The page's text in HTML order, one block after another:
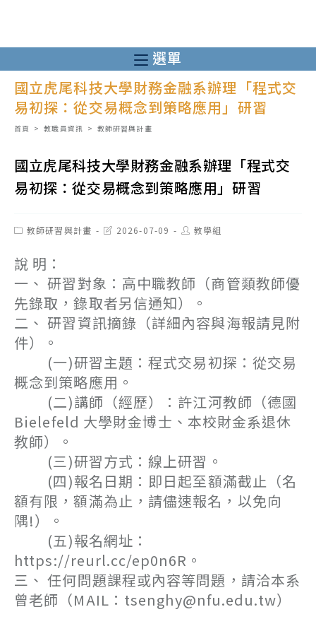
至
主
選單
國立虎尾科技大學財務金融系辦理「程式交
易初探：從交易概念到策略應用」研習
首頁 > 教職員資訊 > 教師研習與計畫
國立虎尾科技大學財務金融系辦理「程式交
易初探：從交易概念到策略應用」研習
Post教師研習與計畫
Post2026-07-09
Post教學組
說 明：
一、 研習對象：高中職教師（商管類教師優
先錄取，錄取者另信通知）。
二、 研習資訊摘錄（詳細內容與海報請見附
件）。
(一)研習主題：程式交易初探：從交易
概念到策略應用。
(二)講師（經歷）：許江河教師（德國
Bielefeld 大學財金博士、本校財金系退休
教師）。
(三)研習方式：線上研習。
(四)報名日期：即日起至額滿截止（名
額有限，額滿為止，請儘速報名，以免向
隅!）。
(五)報名網址：
https://reurl.cc/ep0n6R。
三、 任何問題課程或內容等問題，請洽本系
曾老師（MAIL：tsenghy@nfu.edu.tw）